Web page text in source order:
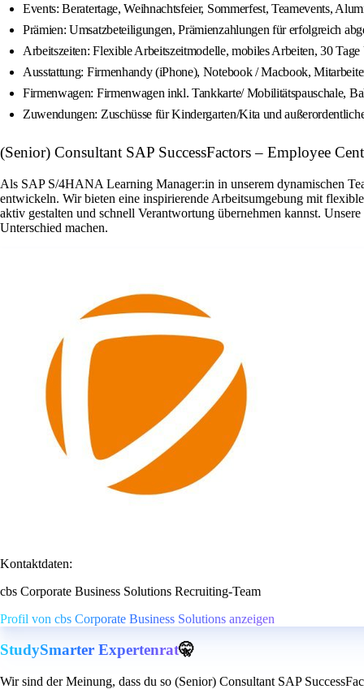
Events: Beratertage, Weihnachtsfeier, Sommerfest, Teamevents,
Prämien: Umsatzbeteiligungen, Prämienzahlungen für erfolgreich
Arbeitszeiten: Flexible Arbeitszeitmodelle, mobiles Arbeiten, 30
Ausstattung: Firmenhandy (iPhone), Notebook / Macbook,
Firmenwagen: Firmenwagen inkl. Tankkarte/ Mobilitätspauschale,
Zuwendungen: Zuschüsse für Kindergarten/Kita und
(Senior) Consultant SAP SuccessFactors – Employee
Als SAP S/4HANA Learning Manager:in in unserem dynamischen
entwickeln. Wir bieten eine inspirierende Arbeitsumgebung mit
aktiv gestalten und schnell Verantwortung übernehmen kannst.
Unterschied machen.
Kontaktdaten:
cbs Corporate Business Solutions Recruiting-Team
Profil von cbs Corporate Business Solutions anzeigen
StudySmarter Expertenrat🤫
Wir sind der Meinung, dass du so (Senior) Consultant SAP